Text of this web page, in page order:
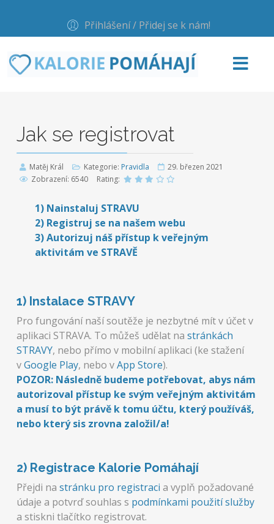
Přihlášení / Přidej se k nám!
Jak se registrovat
Matěj Král Kategorie: Pravidla
29. březen 2021
Zobrazení: 6540
Rating:
1) Nainstaluj STRAVU
2) Registruj se na našem webu
3) Autorizuj náš přístup k veřejným
aktivitám ve STRAVĚ
1) Instalace STRAVY
Pro fungování naší soutěže je nezbytné mít v účet v
aplikaci STRAVA. To můžeš udělat na stránkách
STRAVY, nebo přímo v mobilní aplikaci (ke stažení
vGoogle Play, nebo vApp Store).
POZOR: Následně budeme potřebovat, abys nám
autorizoval přístup ke svým veřejným aktivitám
a musí to být právě k tomu účtu, který používáš,
nebo který sis zrovna založil/a!
2) Registrace Kalorie Pomáhají
Přejdi na stránku pro registraci a vyplň požadované
údaje a potvrď souhlas s podmínkami použití služby
a stiskni tlačítko registrovat.